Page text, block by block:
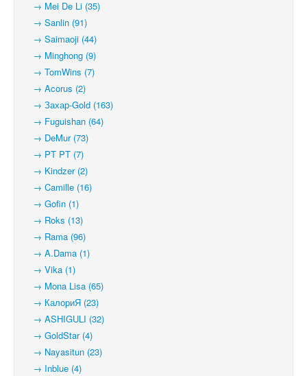
→ Mei De Li (35)
→ Sanlin (91)
→ Saimaoji (44)
→ Minghong (9)
→ TomWins (7)
→ Acorus (2)
→ Захар-Gold (163)
→ Fuguishan (64)
→ DeMur (73)
→ PT PT (7)
→ Kindzer (2)
→ Camille (16)
→ Gofin (1)
→ Roks (13)
→ Rama (96)
→ A.Dama (1)
→ Vika (1)
→ Mona Lisa (65)
→ КалориЯ (23)
→ ASHIGULI (32)
→ GoldStar (4)
→ Nayasitun (23)
→ Inblue (4)